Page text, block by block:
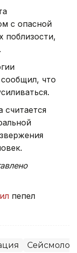
с опасной
поблизости,
что
считается
пепел